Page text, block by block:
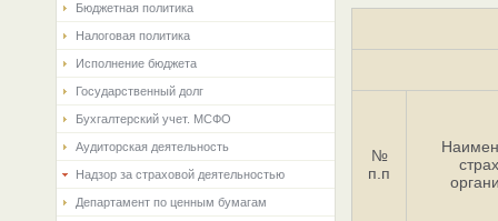
Бюджетная политика
Налоговая политика
Исполнение бюджета
Государственный долг
Бухгалтерский учет. МСФО
Аудиторская деятельность
Надзор за страховой деятельностью
Департамент по ценным бумагам
№
п.п